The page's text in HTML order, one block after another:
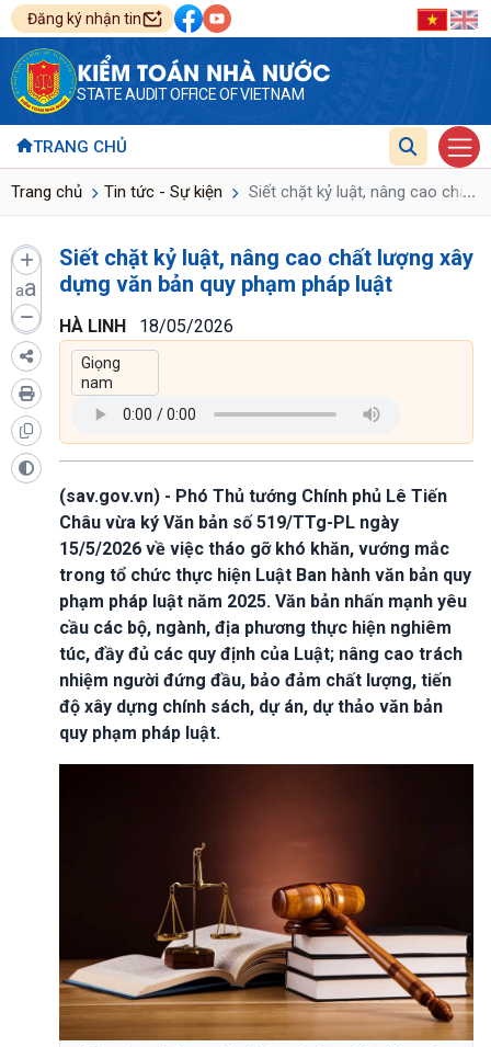
Đăng ký nhận tin
KIỂM TOÁN NHÀ NƯỚC
STATE AUDIT OFFICE OF VIETNAM
TRANG CHỦ
Trang chủ Tin tức - Sự kiện Siết chặt kỷ luật, nâng cao chất
...
aa
Siết chặt kỷ luật, nâng cao chất lượng xây
dựng văn bản quy phạm pháp luật
HÀ LINH 18/05/2026
(sav.gov.vn) - Phó Thủ tướng Chính phủ Lê Tiến
Châu vừa ký Văn bản số 519/TTg-PL ngày
15/5/2026 về việc tháo gỡ khó khăn, vướng mắc
trong tổ chức thực hiện Luật Ban hành văn bản quy
phạm pháp luật năm 2025. Văn bản nhấn mạnh yêu
cầu các bộ, ngành, địa phương thực hiện nghiêm
túc, đầy đủ các quy định của Luật; nâng cao trách
nhiệm người đứng đầu, bảo đảm chất lượng, tiến
độ xây dựng chính sách, dự án, dự thảo văn bản
quy phạm pháp luật.